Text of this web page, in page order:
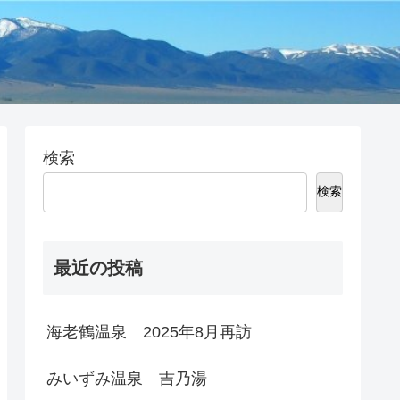
検索
検索
最近の投稿
海老鶴温泉 2025年8月再訪
みいずみ温泉 吉乃湯